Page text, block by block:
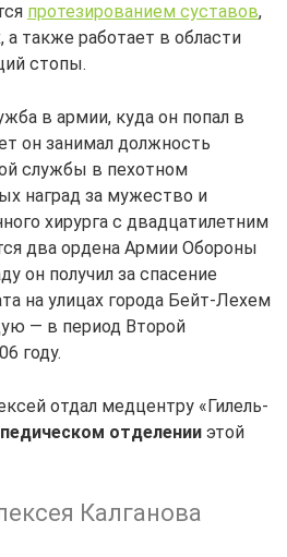
протезированием суставов,
также работает в области
стопы.
в армии, куда он попал в
он занимал должность
службы в пехотном
наград за мужество и
хирурга с двадцатилетним
два ордена Армии Обороны
он получил за спасение
на улицах города Бейт-Лехем
— в период Второй
году.
отдал медцентру «Гилель-
отделении этой
Калганова